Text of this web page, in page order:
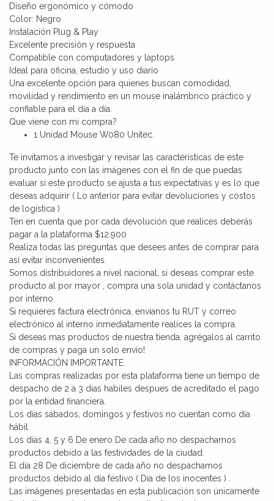
Diseño ergonómico y cómodo
Color: Negro
Instalación Plug & Play
Excelente precisión y respuesta
Compatible con computadores y laptops
Ideal para oficina, estudio y uso diario
Una excelente opción para quienes buscan comodidad,
movilidad y rendimiento en un mouse inalámbrico práctico y
confiable para el día a día.
Que viene con mi compra?
1 Unidad Mouse W080 Unitec.
Te invitamos a investigar y revisar las características de este
producto junto con las imágenes con el fin de que puedas
evaluar si este producto se ajusta a tus expectativas y es lo que
deseas adquirir ( Lo anterior para evitar devoluciones y costos
de logística )
Ten en cuenta que por cada devolución que realices deberás
pagar a la plataforma $12.900
Realiza todas las preguntas que desees antes de comprar para
así evitar inconvenientes.
Somos distribuidores a nivel nacional, si deseas comprar este
producto al por mayor , compra una sola unidad y contáctanos
por interno.
Si requieres factura electrónica, envíanos tu RUT y correo
electrónico al interno inmediatamente realices la compra.
Si deseas mas productos de nuestra tienda, agrégalos al carrito
de compras y paga un solo envío!
INFORMACIÓN IMPORTANTE.
Las compras realizadas por esta plataforma tiene un tiempo de
despacho de 2 a 3 dias habiles despues de acreditado el pago
por la entidad financiera.
Los días sábados, domingos y festivos no cuentan como día
hábil.
Los días 4, 5 y 6 De enero De cada año no despachamos
productos debido a las festividades de la ciudad.
El día 28 De diciembre de cada año no despachamos
productos debido al día festivo ( Dia de los inocentes ) .
Las imágenes presentadas en esta publicación son únicamente